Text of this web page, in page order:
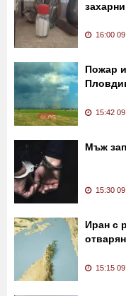
16:00
Пожар
15:42
Мъж
15:30
Иран с
15:15